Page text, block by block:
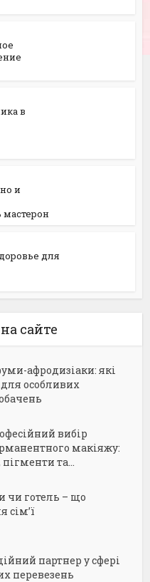
в
и
мастерон
для
сайте
афродизіаки: які
особливих
вибір
макіяжу:
та...
чи готель – що
сім’ї
партнер у сфері
перевезень